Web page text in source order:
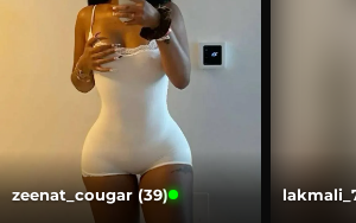
zeenat_cougar (39)